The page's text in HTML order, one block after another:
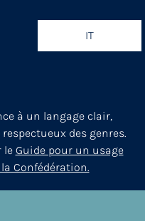
IT
à un langage clair,
des genres.
le Guide pour un usage
Confédération.